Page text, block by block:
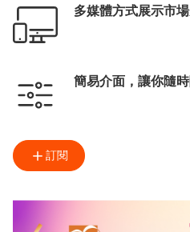
多媒體方式展示市
簡易介面，讓你隨
訂閱